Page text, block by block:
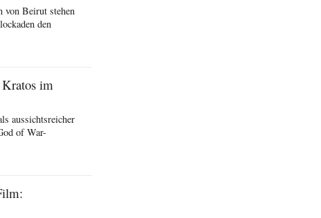
von Beirut stehen
den
im
aussichtsreicher
of War-